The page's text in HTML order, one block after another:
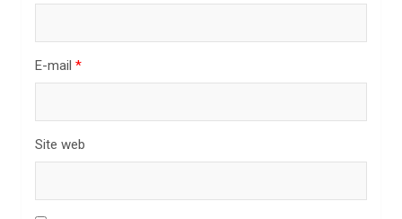
E-mail *
Site web